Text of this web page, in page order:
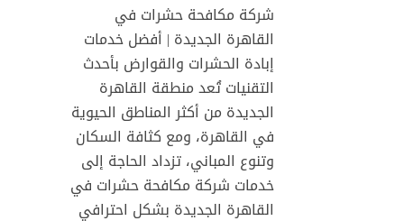
شركة مكافحة حشرات في
القاهرة الجديدة | أفضل خدمات
إبادة الحشرات والقوارض بأحدث
التقنيات تُعد منطقة القاهرة
الجديدة من أكثر المناطق الحيوية
في القاهرة، ومع كثافة السكان
وتنوع المباني، تزداد الحاجة إلى
خدمات شركة مكافحة حشرات في
القاهرة الجديدة بشكل احترافي